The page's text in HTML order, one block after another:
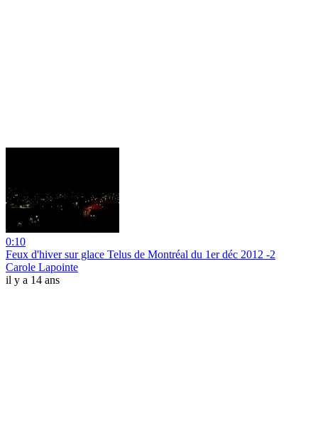
0:10
Feux d'hiver sur glace Telus de Montréal du 1er déc 2012 -2
Carole Lapointe
il y a 14 ans